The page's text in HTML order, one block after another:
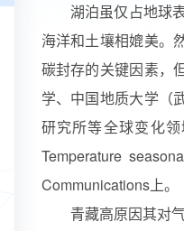
湖泊虽仅占地球表
海洋和土壤相媲美。
碳封存的关键因素，
学、中国地质大学（
研究所等全球变化
Temperature
Communications上。
青藏高原因其对气